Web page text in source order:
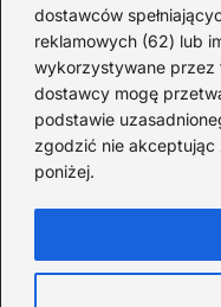
dostawców
reklamowych (62) lub
wykorzystywane przez
dostawcy mogę
podstawie
zgodzić nie
poniżej.